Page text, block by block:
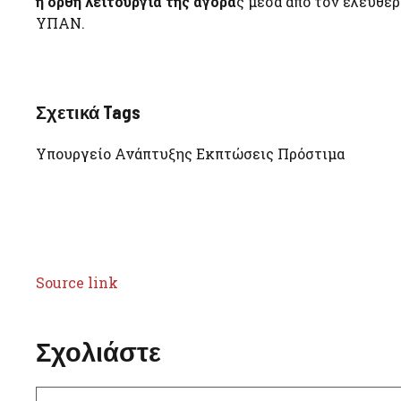
ΥΠΑΝ.
Σχετικά Tags
Υπουργείο Ανάπτυξης Εκπτώσεις Πρόστιμα
Source link
Σχολιάστε